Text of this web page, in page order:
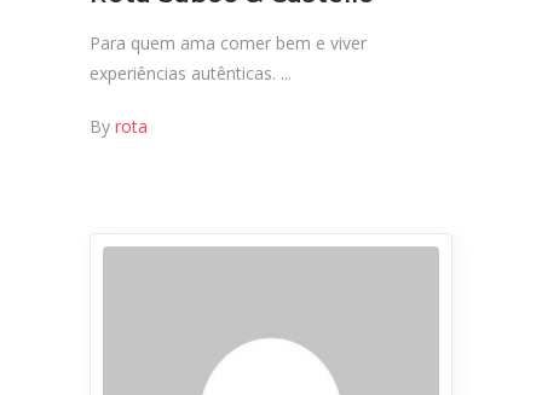
Para quem ama comer bem e viver
experiências autênticas.
By rota